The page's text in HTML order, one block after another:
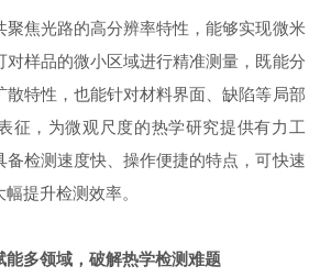
焦光路的高分辨率特性，能够实现微米
对样品的微小区域进行精准测量，既能分
散特性，也能针对材料界面、缺陷等局部
征，为微观尺度的热学研究提供有力工
备检测速度快、操作便捷的特点，可快速
提升检测效率。
能多领域，破解热学检测难题